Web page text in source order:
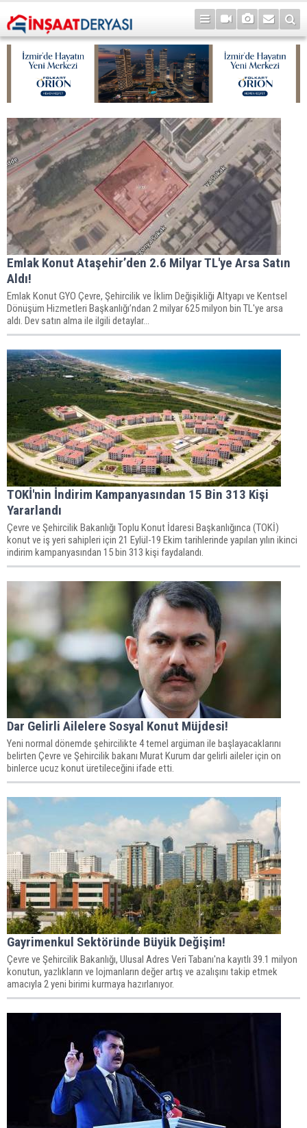
Emlak Konut Ataşehir’den 2.6 Milyar TL'ye Arsa Satın
Aldı!
Emlak Konut GYO Çevre, Şehircilik ve İklim Değişikliği Altyapı ve Kentsel
Dönüşüm Hizmetleri Başkanlığı’ndan 2 milyar 625 milyon bin TL'ye arsa
aldı. Dev satın alma ile ilgili detaylar…
TOKİ'nin İndirim Kampanyasından 15 Bin 313 Kişi
Yararlandı
Çevre ve Şehircilik Bakanlığı Toplu Konut İdaresi Başkanlığınca (TOKİ)
konut ve iş yeri sahipleri için 21 Eylül-19 Ekim tarihlerinde yapılan yılın ikinci
indirim kampanyasından 15 bin 313 kişi faydalandı.
Dar Gelirli Ailelere Sosyal Konut Müjdesi!
Yeni normal dönemde şehircilikte 4 temel argüman ile başlayacaklarını
belirten Çevre ve Şehircilik bakanı Murat Kurum dar gelirli aileler için on
binlerce ucuz konut üretileceğini ifade etti.
Gayrimenkul Sektöründe Büyük Değişim!
Çevre ve Şehircilik Bakanlığı, Ulusal Adres Veri Tabanı'na kayıtlı 39.1 milyon
konutun, yazlıkların ve lojmanların değer artış ve azalışını takip etmek
amacıyla 2 yeni birimi kurmaya hazırlanıyor.